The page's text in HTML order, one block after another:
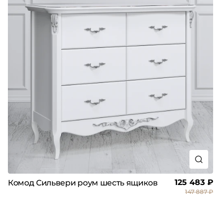
Комод Сильвери роум шесть ящиков 125 483 ₽
147 887 ₽